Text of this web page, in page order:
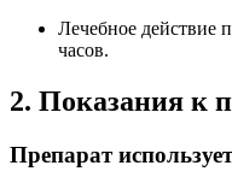
Лечебное действие
часов.
2. Показания к
Препарат